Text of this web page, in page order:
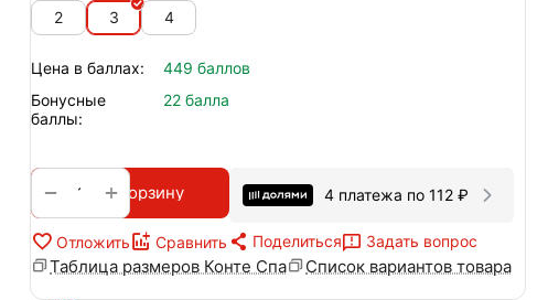
2
3 4
Цена в баллах:
449 баллов
Бонусные
баллы:
22 балла
+
− В корзину 4 платежа по 112 ₽
Отложить Сравнить Поделиться Задать вопрос
Таблица размеров Конте Спа Список вариантов товара